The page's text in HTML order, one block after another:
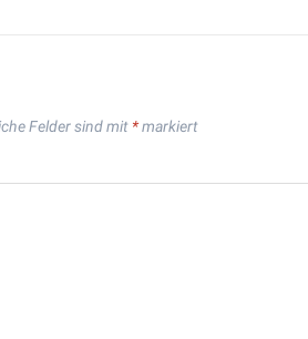
Felder sind mit *markiert